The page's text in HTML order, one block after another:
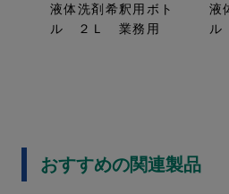
液体洗剤希釈用ボト
ル ２Ｌ 業務用
液
ル
おすすめの関連製品